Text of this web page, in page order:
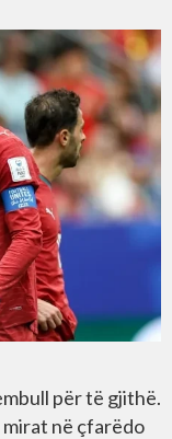
për të gjithë.
mirat në çfarëdo